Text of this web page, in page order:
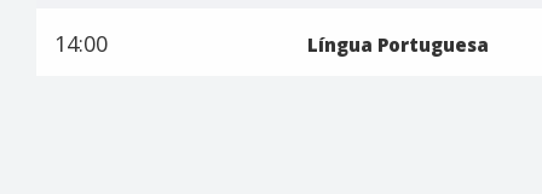
14:00 Língua Portuguesa